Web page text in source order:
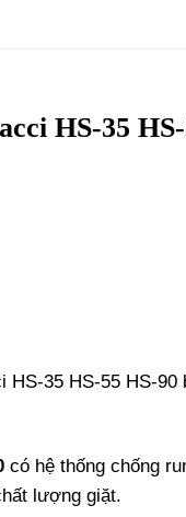
HS-35
HS-35 HS-55 HS-90
có hệ thống chống
lượng giặt.